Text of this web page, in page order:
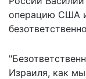
операцию США
Израиля, как